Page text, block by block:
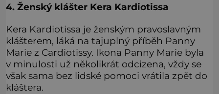
4. Ženský klášter Kera Kardiotissa
Kera Kardiotissa je ženským pravoslavným
klášterem, láká na tajuplný příběh Panny
Marie z Cardiotissy. Ikona Panny Marie byla
v minulosti už několikrát odcizena, vždy se
však sama bez lidské pomoci vrátila zpět do
kláštera.